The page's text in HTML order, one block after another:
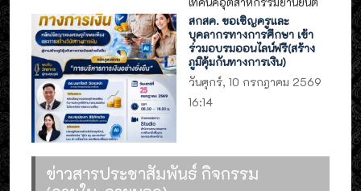
สกสค. ขอเชิญครูและ
บุคลากรทางการศึกษา เข้า
ร่วมอบรมออนไลน์ฟรี(สร้าง
ภูมิคุ้มกันทางการเงิน)
วันศุกร์, 10 กรกฎาคม 2569
16:14
ข่าวสารประชาสัมพันธ์ กิจกรรม